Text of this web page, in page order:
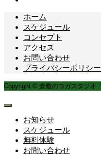
ホーム
スケジュール
コンセプト
アクセス
お問い合わせ
プライバシーポリシー
Copyright © 倉敷のヨガスタジオ
お知らせ
スケジュール
無料体験
お問い合わせ